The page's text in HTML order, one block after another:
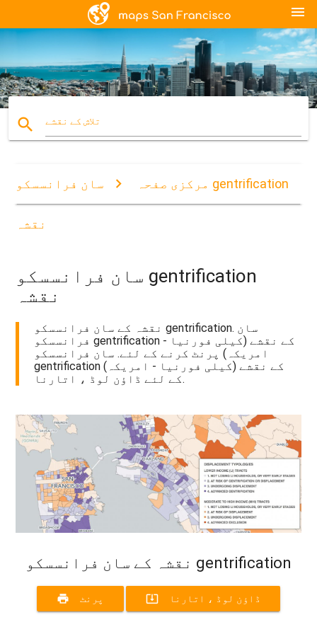
menu
search تلاش کے نقشے
مرکزی صفحہ سان فرانسسکو gentrification
نقشہ
سان فرانسسکو gentrification
نقشہ
نقشہ کے سان فرانسسکو gentrification. سان
فرانسسکو gentrification کے نقشے (کیلی فورنیا -
امریکہ) پرنٹ کرنے کے لئے. سان فرانسسکو
gentrification کے نقشے (کیلی فورنیا - امریکہ)
کے لئے ڈاؤن لوڈ ، اتارنا.
نقشہ کے سان فرانسسکو gentrification
print پرنٹ system_update_alt ڈاؤن لوڈ ، اتارنا